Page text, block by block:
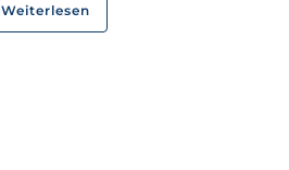
Weiterlesen